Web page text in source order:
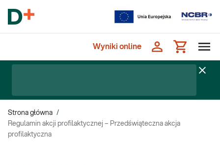
Wyniki online
Strona główna /
Regulamin akcji profilaktycznej – Przedświąteczna akcja
profilaktyczna